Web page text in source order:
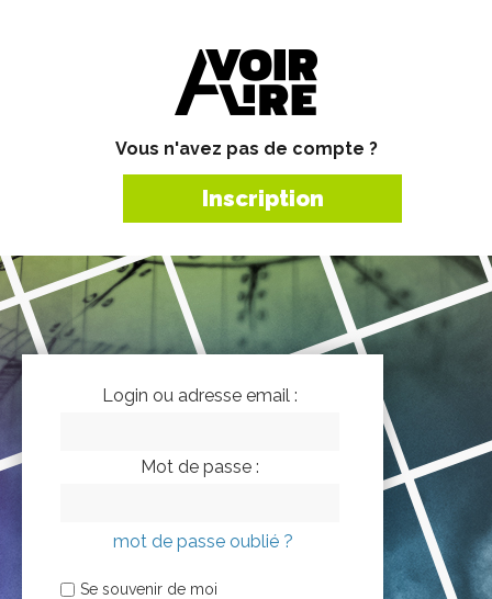
Vous n'avez pas de compte ?
Inscription
Login ou adresse email :
Mot de passe :
mot de passe oublié ?
Se souvenir de moi